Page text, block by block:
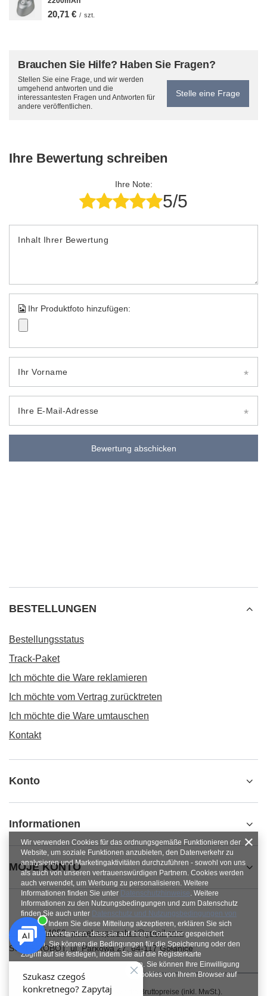
20,71 € / szt.
Brauchen Sie Hilfe? Haben Sie Fragen?
Stellen Sie eine Frage, und wir werden
umgehend antworten und die
interessantesten Fragen und Antworten für
andere veröffentlichen.
Stelle eine Frage
Ihre Bewertung schreiben
Ihre Note:
5/5
Inhalt Ihrer Bewertung
Ihr Produktfoto hinzufügen:
Ihr Vorname
Ihre E-Mail-Adresse
Bewertung abschicken
BESTELLUNGEN
Bestellungsstatus
Track-Paket
Ich möchte die Ware reklamieren
Ich möchte vom Vertrag zurücktreten
Ich möchte die Ware umtauschen
Kontakt
Konto
Informationen
MOJE KONTO
+48784454053 pawel.superrobot@gmail.com
SUPERROBOT,ul. Parkowa 27,64-117Gołanice
Im Shop präsentieren wir die Bruttopreise (inkl. MwSt.).
Wir verwenden Cookies für das ordnungsgemäße Funktionieren der
Website, um soziale Funktionen anzubieten, den Datenverkehr zu
analysieren und Marketingaktivitäten durchzuführen - sowohl von uns
als auch von unseren vertrauenswürdigen Partnern. Cookies werden
auch verwendet, um Werbung zu personalisieren. Weitere
Informationen finden Sie unter Datenschutzhinweise. Weitere
Informationen zu den Nutzungsbedingungen und zum Datenschutz
finden Sie auch unter Datenschutz und Nutzungsbedingungen von
Google. Indem Sie diese Mitteilung akzeptieren, erklären Sie sich
damit einverstanden, dass sie auf Ihrem Computer gespeichert
werden. Sie können die Bedingungen für die Speicherung oder den
Zugriff auf sie festlegen, indem Sie auf die Registerkarte
„Zustimmungen konfigurieren“ klicken. Sie können Ihre Einwilligung
jederzeit widerrufen, indem Sie die Cookies von Ihrem Browser auf
dem jeweiligen Endgerät löschen.